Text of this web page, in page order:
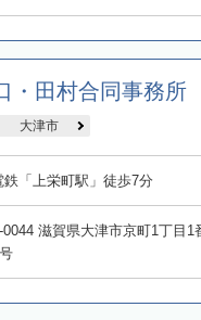
・田村合同事務所
大津市
鉄「上栄町駅」徒歩7分
0044 滋賀県大津市京町1丁目1